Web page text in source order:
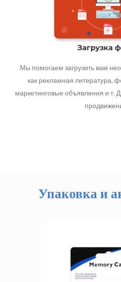
Загрузка
Мы помогаем загрузить вам
как рекламная литература,
маркетинговые объявления и т.
Упаковка и